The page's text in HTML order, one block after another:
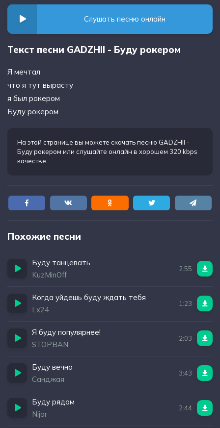
Слушать песню онлайн
Текст песни GADZHII - Буду рокером
Я мечтал
что я тут вырасту
я был рокером
Буду рокером
На этой странице вы можете скачать песню GADZHII -
Буду рокером или слушайте онлайн в хорошем 320 kbps
качестве
Похожие песни
Буду танцевать
KuzMinOff
2:55
Когда уйдешь буду ждать тебя
Lx24
1:23
Я буду популярнее!
STOPBAN
2:03
Буду вечно
Санджая
3:43
Буду рядом
Nijar
2:44